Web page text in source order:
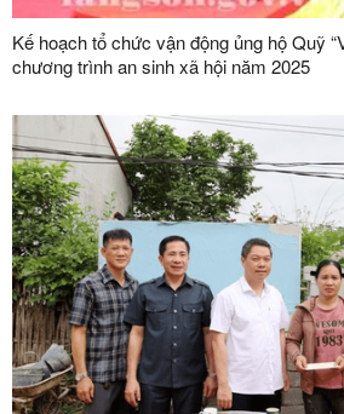
Kế hoạch tổ chức vận động ủng hộ Quỹ
chương trình an sinh xã hội năm 2025